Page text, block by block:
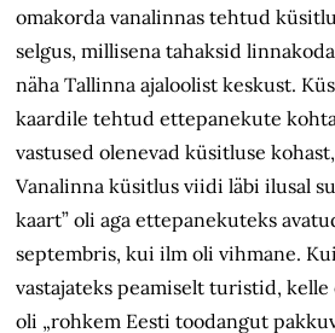
omakorda vanalinnas tehtud
selgus, millisena tahaksid
näha Tallinna ajaloolist keskust.
kaardile tehtud ettepanekute
vastused olenevad küsitluse
Vanalinna küsitlus viidi läbi ilusal
kaart” oli aga ettepanekuteks
septembris, kui ilm oli vihmane.
vastajateks peamiselt turistid,
oli „rohkem Eesti toodangut